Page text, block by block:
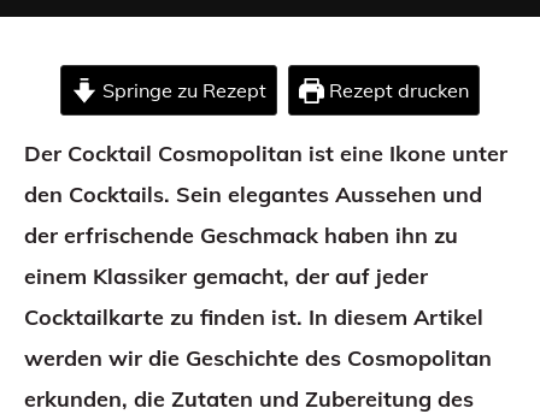
Springe zu Rezept Rezept drucken
Der Cocktail Cosmopolitan ist eine Ikone unter
den Cocktails. Sein elegantes Aussehen und
der erfrischende Geschmack haben ihn zu
einem Klassiker gemacht, der auf jeder
Cocktailkarte zu finden ist. In diesem Artikel
werden wir die Geschichte des Cosmopolitan
erkunden, die Zutaten und Zubereitung des